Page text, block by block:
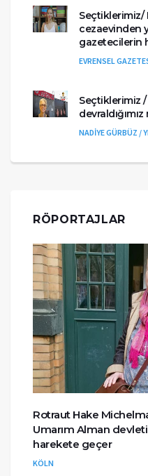
Seçtiklerimiz/
cezaevinden
gazetecilerin
EVRENSEL
Seçtiklerimiz
NADİYE GÜRBÜZ /
RÖPORTAJLAR
Rotraut Hake
Umarım Alman
harekete geçer
KÖLN